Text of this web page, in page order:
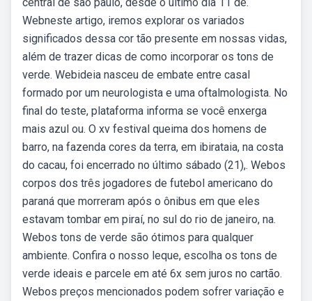
Webneste artigo, iremos explorar os variados
significados dessa cor tão presente em nossas vidas,
além de trazer dicas de como incorporar os tons de
verde. Webideia nasceu de embate entre casal
formado por um neurologista e uma oftalmologista. No
final do teste, plataforma informa se você enxerga
mais azul ou. O xv festival queima dos homens de
barro, na fazenda cores da terra, em ibirataia, na costa
do cacau, foi encerrado no último sábado (21),. Webos
corpos dos três jogadores de futebol americano do
paraná que morreram após o ônibus em que eles
estavam tombar em piraí, no sul do rio de janeiro, na.
Webos tons de verde são ótimos para qualquer
ambiente. Confira o nosso leque, escolha os tons de
verde ideais e parcele em até 6x sem juros no cartão.
Webos preços mencionados podem sofrer variação e